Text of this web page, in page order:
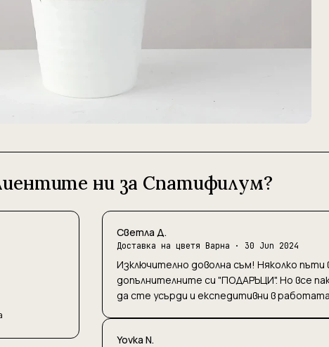
ни за Спатифилум?
Светла Д.
Доставка на цветя Варна · 30 Jun 2024
Изключително доволна съм! Няколко
допълнителните си "ПОДАРЪЦИ". Но все
да сте усърди и експедитивни в
Yovka N.